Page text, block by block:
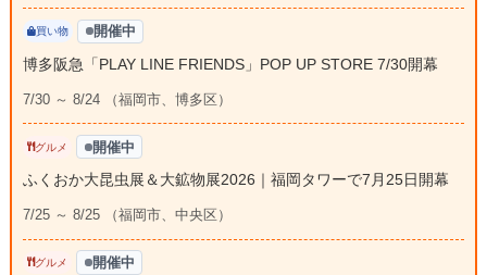
買い物 開催中
博多阪急「PLAY LINE FRIENDS」POP UP STORE 7/30開幕
7/30 ～ 8/24 （福岡市、博多区）
グルメ 開催中
ふくおか大昆虫展＆大鉱物展2026｜福岡タワーで7月25日開幕
7/25 ～ 8/25 （福岡市、中央区）
グルメ 開催中